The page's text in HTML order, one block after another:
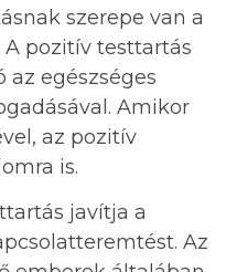
szerepe van a
pozitív testtartás
az egészséges
Amikor
az pozitív
is.
javítja a
Az